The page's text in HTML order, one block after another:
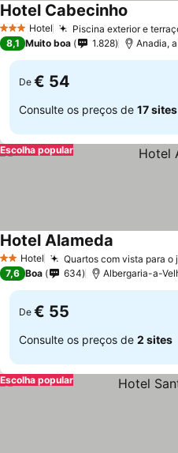
3 EstrelasHotel Piscina exterior e
Hotel Cabecinho
8,1 Muito boa 1.828 Anadia,
De € 54
Consulte os preços de 17 sites
Escolha popular
2 Estrelas
Hotel Quartos com vista para o
Hotel Alameda
7,6 Boa 634 Albergaria-a-
De € 55
Consulte os preços de 2 sites
Escolha popular